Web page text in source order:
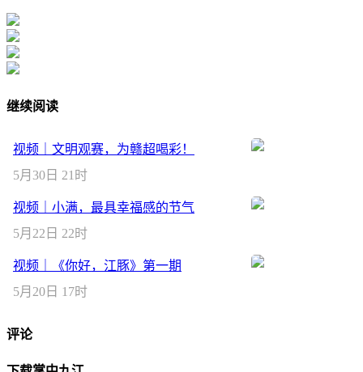
继续阅读
视频｜文明观赛，为赣超喝彩！
5月30日 21时
视频｜小满，最具幸福感的节气
5月22日 22时
视频｜《你好，江豚》第一期
5月20日 17时
评论